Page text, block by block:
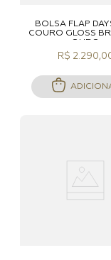
BOLSA FLAP
COURO GLOSS
OURO
R$